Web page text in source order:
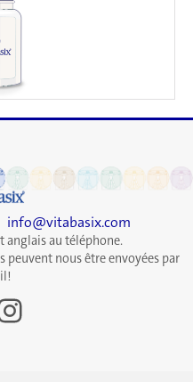
info@vitabasix.com
anglais au téléphone.
peuvent nous être envoyées par